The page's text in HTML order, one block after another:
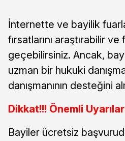
İnternette ve bayilik
fırsatlarını araştırabilir
geçebilirsiniz. Ancak,
uzman bir hukuki
danışmanının desteğini
Dikkat!!! Önemli Uyarılar
Bayiler ücretsiz